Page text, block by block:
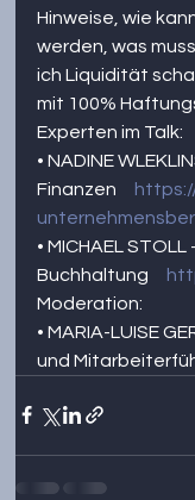
Hinweise, wie
werden, was
ich Liquidität
mit 100%
Experten im Talk:
• NADINE
Finanzen
• MICHAEL
Buchhaltung
Moderation:
• MARIA-LUISE
und